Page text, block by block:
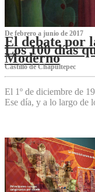
De febrero a junio de 2017
El debate por
Los 100 días
Moderno
Castillo de Chapultepec
El 1º de diciembre de
Ese día, y a lo largo de